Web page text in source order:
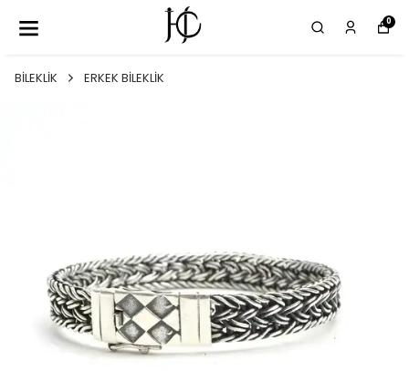
0
BİLEKLİK ERKEK BİLEKLİK